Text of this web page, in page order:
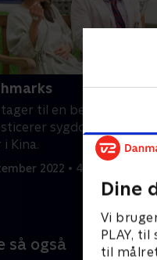
Dine
Vi
PLAY,
til
tager til en begravelse.
sygdom hos en
i Kina.
2022 • 42 min
så også